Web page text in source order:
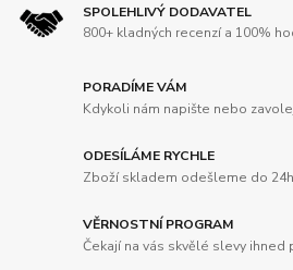
SPOLEHLIVÝ DODAVATEL
800+ kladných recenzí a 100%
PORADÍME VÁM
Kdykoli nám napište nebo
ODESÍLÁME RYCHLE
Zboží skladem odešleme do 24h
VĚRNOSTNÍ PROGRAM
Čekají na vás skvělé slevy ihned